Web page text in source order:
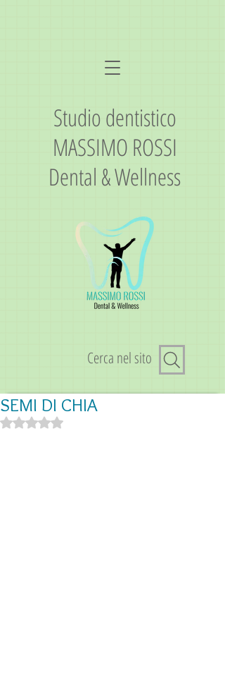
Studio dentistico
MASSIMO ROSSI
Dental & Wellness
Cerca nel sito
SEMI DI CHIA
Valutazione NaN stelle su 5.